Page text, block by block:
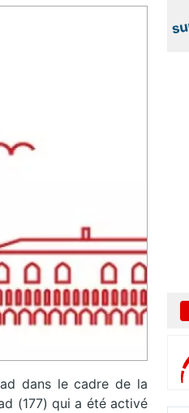
dans le cadre de la
(177) qui a été activé